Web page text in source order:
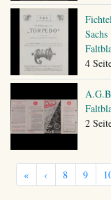
Sachs
4
A.G.B
2
« ‹ 8 9